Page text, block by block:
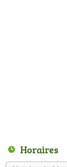
Horaires